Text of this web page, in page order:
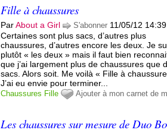
Fille à chaussures
ParAbout a Girl S'abonner 11/05/12 14:39
Certaines sont plus sacs, d’autres plus
chaussures, d’autres encore les deux. Je
plutôt « les deux » mais il faut bien
que j’ai largement plus de chaussures que
sacs. Alors soit. Me voilà « Fille à
J’ai eu envie pour terminer...
Chaussures Fille Ajouter à mon carnet de
Les chaussures sur mesure de Duo